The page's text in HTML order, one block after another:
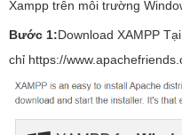
Xampp trên môi trường
Bước 1:Download XAMPP
chỉ https://